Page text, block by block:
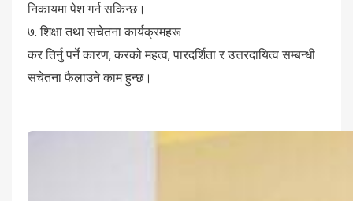
निकायमा पेश गर्न सकिन्छ।
७. शिक्षा तथा सचेतना कार्यक्रमहरू
कर तिर्नु पर्ने कारण, करको महत्व, पारदर्शिता र उत्तरदायित्व सम्बन्धी
सचेतना फैलाउने काम हुन्छ।